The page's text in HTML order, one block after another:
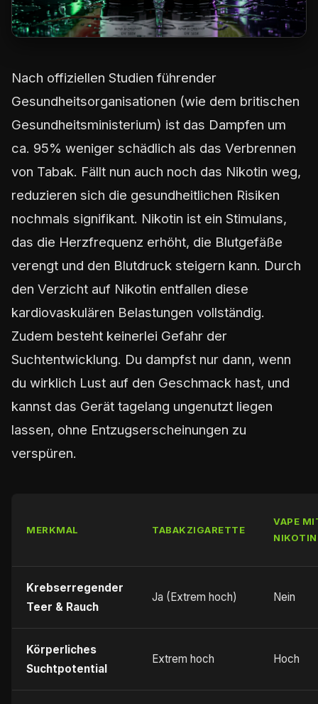
Nach offiziellen Studien führender
Gesundheitsorganisationen (wie dem britischen
Gesundheitsministerium) ist das Dampfen um
ca. 95% weniger schädlich als das Verbrennen
von Tabak. Fällt nun auch noch das Nikotin weg,
reduzieren sich die gesundheitlichen Risiken
nochmals signifikant. Nikotin ist ein Stimulans,
das die Herzfrequenz erhöht, die Blutgefäße
verengt und den Blutdruck steigern kann. Durch
den Verzicht auf Nikotin entfallen diese
kardiovaskulären Belastungen vollständig.
Zudem besteht keinerlei Gefahr der
Suchtentwicklung. Du dampfst nur dann, wenn
du wirklich Lust auf den Geschmack hast, und
kannst das Gerät tagelang ungenutzt liegen
lassen, ohne Entzugserscheinungen zu
verspüren.
MERKMAL TABAKZIGARETTE
VAPE
NIKOTIN
Krebserregender
Teer & Rauch
Ja (Extrem hoch) Nein
Körperliches
Suchtpotential
Extrem hoch Hoch